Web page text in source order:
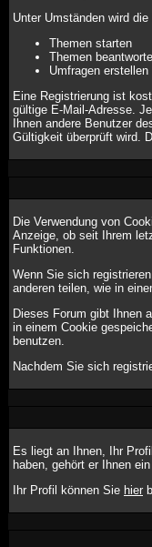
Unter Umständen wird
Themen starten
Themen
Umfragen
Eine Registrierung ist
gültige E-Mail-Adresse.
Ihnen andere Benutzer
Gültigkeit überprüft wird.
Die Verwendung von
Anzeige, ob seit Ihrem
Funktionen.
Wenn Sie sich
anderen teilen, wie in
Dieses Forum gibt Ihnen
in einem Cookie
benutzen.
Nachdem Sie sich
Es liegt an Ihnen, Ihr
haben, gehört er Ihnen
Ihr Profil können Sie hier